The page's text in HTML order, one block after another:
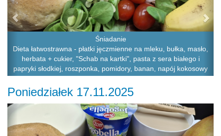
Śniadanie
Dieta łatwostrawna - płatki jęczmienne na mleku, bułka, masło,
herbata + cukier, "Schab na kartki", pasta z sera białego i
papryki słodkiej, roszponka, pomidory, banan, napój kokosowy
Poniedziałek 17.11.2025
Previous